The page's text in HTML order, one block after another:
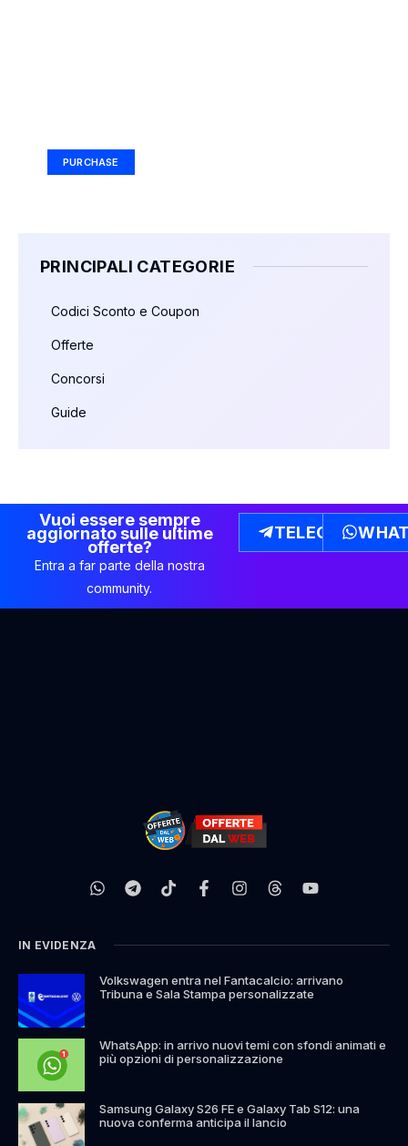
PURCHASE
PRINCIPALI CATEGORIE
Codici Sconto e Coupon
Offerte
Concorsi
Guide
Vuoi essere sempre
aggiornato sulle ultime
offerte?
Entra a far parte della nostra
community.
TELEGRAM
IN EVIDENZA
Volkswagen entra nel Fantacalcio: arrivano
Tribuna e Sala Stampa personalizzate
WhatsApp: in arrivo nuovi temi con sfondi animati e
più opzioni di personalizzazione
Samsung Galaxy S26 FE e Galaxy Tab S12: una
nuova conferma anticipa il lancio